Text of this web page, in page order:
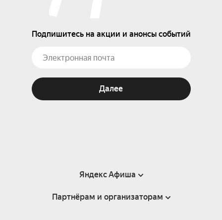
Подпишитесь на акции и анонсы событий
Далее
Яндекс Афиша
Справка
Партнёрам и организаторам